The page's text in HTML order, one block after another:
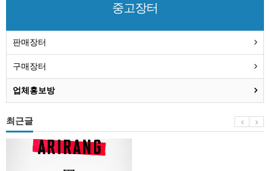
중고장터
판매장터
구매장터
업체홍보방
최근글